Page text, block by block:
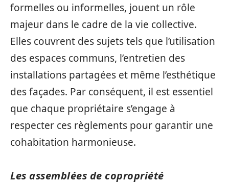
formelles ou informelles, jouent un rôle
majeur dans le cadre de la vie collective.
Elles couvrent des sujets tels que l’utilisation
des espaces communs, l’entretien des
installations partagées et même l’esthétique
des façades. Par conséquent, il est essentiel
que chaque propriétaire s’engage à
respecter ces règlements pour garantir une
cohabitation harmonieuse.
Les assemblées de copropriété